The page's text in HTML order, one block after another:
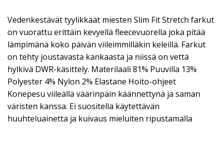
Vedenkestävät tyylikkäät miesten Slim Fit Stretch farkut
on vuorattu erittäin kevyellä fleecevuorella joka pitää
lämpimänä koko päivän viileimmilläkin keleillä. Farkut
on tehty joustavasta kankaasta ja niissä on vettä
hylkivä DWR-käsittely. Materilaali 81% Puuvilla 13%
Polyester 4% Nylon 2% Elastane Hoito-ohjeet
Konepesu viileällä väärinpäin käännettynä ja saman
väristen kanssa. Ei suositella käytettävän
huuhteluainetta ja kuivaus mieluiten ripustamalla